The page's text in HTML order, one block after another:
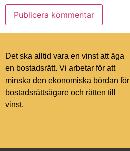
Det ska alltid vara en vinst att äga
en bostadsrätt. Vi arbetar för att
minska den ekonomiska bördan för
bostadsrättsägare och rätten till
vinst.